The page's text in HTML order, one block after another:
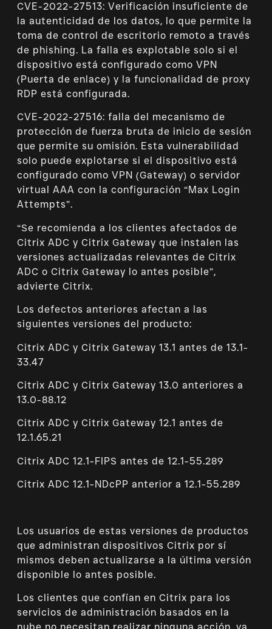
CVE-2022-27513: Verificación insuficiente de
la autenticidad de los datos, lo que permite la
toma de control de escritorio remoto a través
de phishing. La falla es explotable solo si el
dispositivo está configurado como VPN
(Puerta de enlace) y la funcionalidad de proxy
RDP está configurada.
CVE-2022-27516: falla del mecanismo de
protección de fuerza bruta de inicio de sesión
que permite su omisión. Esta vulnerabilidad
solo puede explotarse si el dispositivo está
configurado como VPN (Gateway) o servidor
virtual AAA con la configuración “Max Login
Attempts”.
“Se recomienda a los clientes afectados de
Citrix ADC y Citrix Gateway que instalen las
versiones actualizadas relevantes de Citrix
ADC o Citrix Gateway lo antes posible”,
advierte Citrix.
Los defectos anteriores afectan a las
siguientes versiones del producto:
Citrix ADC y Citrix Gateway 13.1 antes de 13.1-
33.47
Citrix ADC y Citrix Gateway 13.0 anteriores a
13.0-88.12
Citrix ADC y Citrix Gateway 12.1 antes de
12.1.65.21
Citrix ADC 12.1-FIPS antes de 12.1-55.289
Citrix ADC 12.1-NDcPP anterior a 12.1-55.289
Los usuarios de estas versiones de productos
que administran dispositivos Citrix por sí
mismos deben actualizarse a la última versión
disponible lo antes posible.
Los clientes que confían en Citrix para los
servicios de administración basados ​​en la